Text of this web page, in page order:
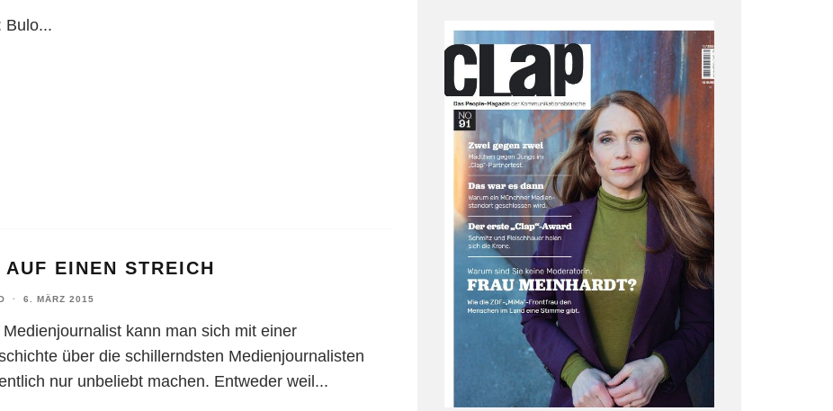
Bulo...
AUF EINEN STREICH
· 6. MÄRZ 2015
Medienjournalist kann man sich mit einer
über die schillerndsten Medienjournalisten
nur unbeliebt machen. Entweder weil ...